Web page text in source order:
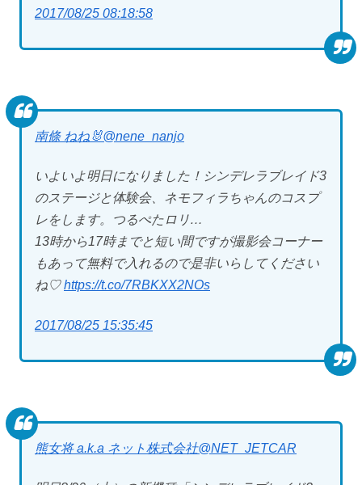
2017/08/25 08:18:58
‍南條 ねね🐰@nene_nanjo
いよいよ明日になりました！シンデレラブレイド3
のステージと体験会、ネモフィラちゃんのコスプ
レをします。つるぺたロリ…
13時から17時までと短い間ですが撮影会コーナー
もあって無料で入れるので是非いらしてください
ね♡https://t.co/7RBKXX2NOs
2017/08/25 15:35:45
熊女将 a.k.a ネット株式会社@NET_JETCAR